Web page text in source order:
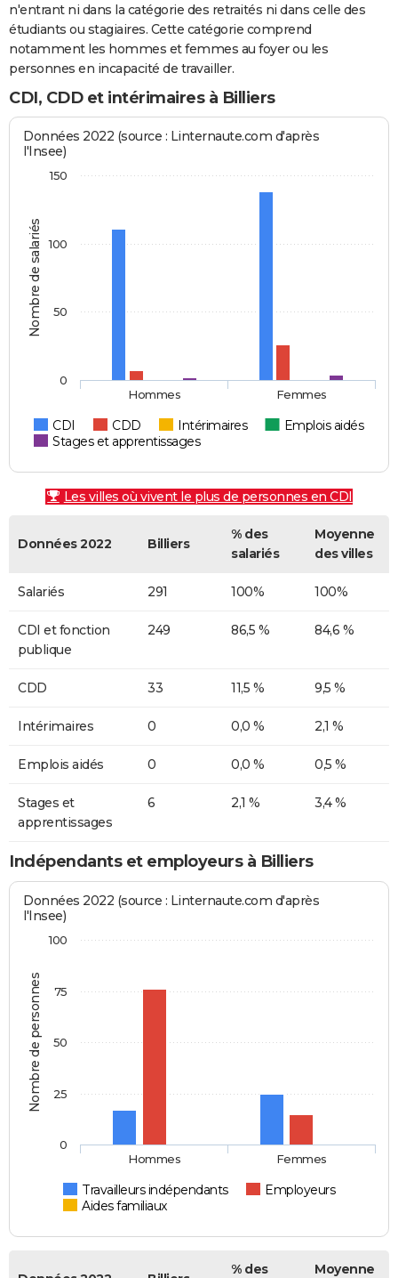
n'entrant ni dans la catégorie des retraités ni dans celle des
étudiants ou stagiaires. Cette catégorie comprend
notamment les hommes et femmes au foyer ou les
personnes en incapacité de travailler.
CDI, CDD et intérimaires à Billiers
Nombre de salariés
Données 2022 (source : Linternaute.com d'après
l'Insee)
CDI CDD Intérimaires
Emplois aidés
Stages et apprentissages
Hommes Femmes
0
50
100
150
Les villes où vivent le plus de personnes en CDI
Données 2022 Billiers
% des
salariés
Moyenne
des villes
Salariés 291 100% 100%
CDI et fonction
publique
249 86,5 % 84,6 %
CDD 33 11,5 % 9,5 %
Intérimaires 0 0,0 % 2,1 %
Emplois aidés 0 0,0 % 0,5 %
Stages et
apprentissages
6 2,1 % 3,4 %
Indépendants et employeurs à Billiers
Nombre de personnes
Données 2022 (source : Linternaute.com d'après
l'Insee)
Travailleurs indépendants
Employeurs
Aides familiaux
Hommes Femmes
0
25
50
75
100
% des Moyenne